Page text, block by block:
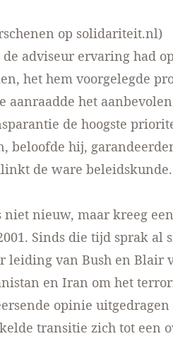
op solidariteit.nl)
adviseur ervaring had
het hem voorgelegde
aanraadde het
de hoogste
beloofde hij,
de ware beleidskunde.
niet nieuw, maar kreeg
Sinds die tijd sprak al
leiding van Bush en Blair
en Iran om het
opinie
transitie zich tot een